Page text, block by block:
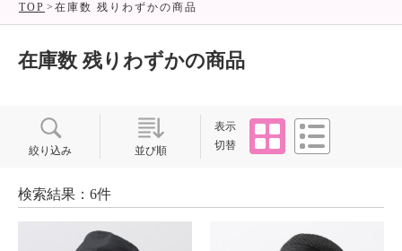
TOP 在庫数 残りわずかの商品
在庫数 残りわずかの商品
絞り込み 並び順
表示
切替
タイル
検索結果：6件